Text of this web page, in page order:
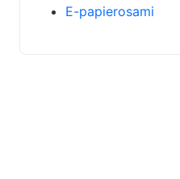
E-papierosami